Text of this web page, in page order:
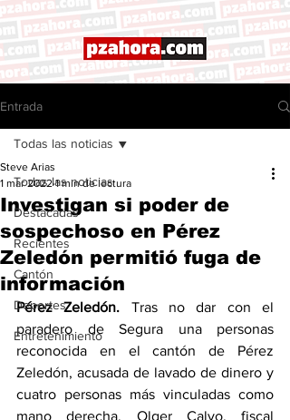
Entrada
Todas las noticias
Destacadas
Recientes
Cantón
Deportes
Entretenimiento
Todas las noticias
Investigan si poder de
sospechoso en Pérez
Zeledón permitió fuga de
información
Steve Arias
1 mar 2022 1 min de lectura
Pérez Zeledón. Tras no dar con el
paradero de Segura una personas
reconocida en el cantón de Pérez
Zeledón, acusada de lavado de dinero y
cuatro personas más vinculadas como
mano derecha, Olger Calvo, fiscal